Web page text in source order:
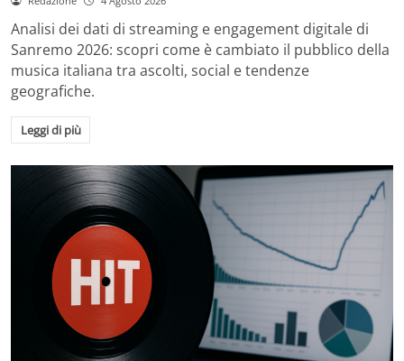
Analisi dei dati di streaming e engagement digitale di
Sanremo 2026: scopri come è cambiato il pubblico della
musica italiana tra ascolti, social e tendenze
geografiche.
Leggi di più